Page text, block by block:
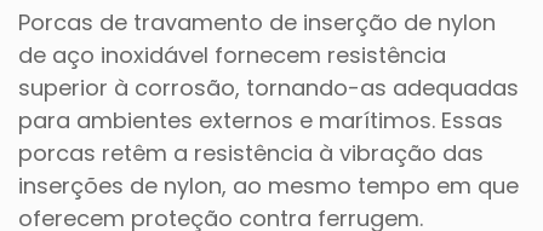
Porcas de travamento de inserção de nylon
de aço inoxidável fornecem resistência
superior à corrosão, tornando-as adequadas
para ambientes externos e marítimos. Essas
porcas retêm a resistência à vibração das
inserções de nylon, ao mesmo tempo em que
oferecem proteção contra ferrugem.